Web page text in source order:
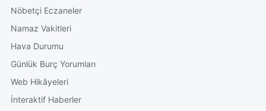
Nöbetçi Eczaneler
Namaz Vakitleri
Hava Durumu
Günlük Burç Yorumları
Web Hikâyeleri
İnteraktif Haberler